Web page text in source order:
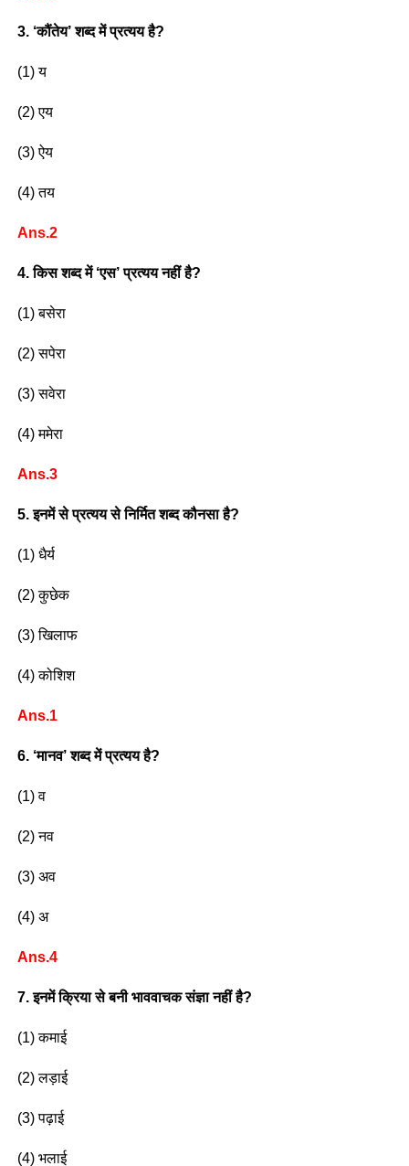
3. ‘कौंतेय’ शब्द में प्रत्यय है?
(1) य
(2) एय
(3) ऐय
(4) तय
Ans.2
4. किस शब्द में ‘एस’ प्रत्यय नहीं है?
(1) बसेरा
(2) सपेरा
(3) सवेरा
(4) ममेरा
Ans.3
5. इनमें से प्रत्यय से निर्मित शब्द कौनसा है?
(1) धैर्य
(2) कुछेक
(3) खिलाफ
(4) कोशिश
Ans.1
6. ‘मानव’ शब्द में प्रत्यय है?
(1) व
(2) नव
(3) अव
(4) अ
Ans.4
7. इनमें क्रिया से बनी भाववाचक संज्ञा नहीं है?
(1) कमाई
(2) लड़ाई
(3) पढ़ाई
(4) भलाई